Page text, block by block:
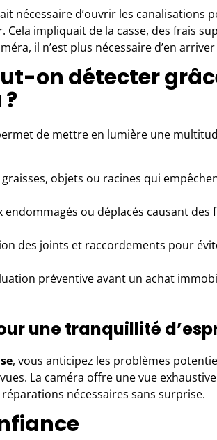
nécessaire d’ouvrir les canalisations
Cela impliquait de la casse, des frais
il n’est plus nécessaire d’en
on détecter
de mettre en lumière une
objets ou racines qui
endommagés ou déplacés causant des
des joints et raccordements pour
préventive avant un achat
une tranquillité
, vous anticipez les problèmes
La caméra offre une vue
nécessaires sans surprise.